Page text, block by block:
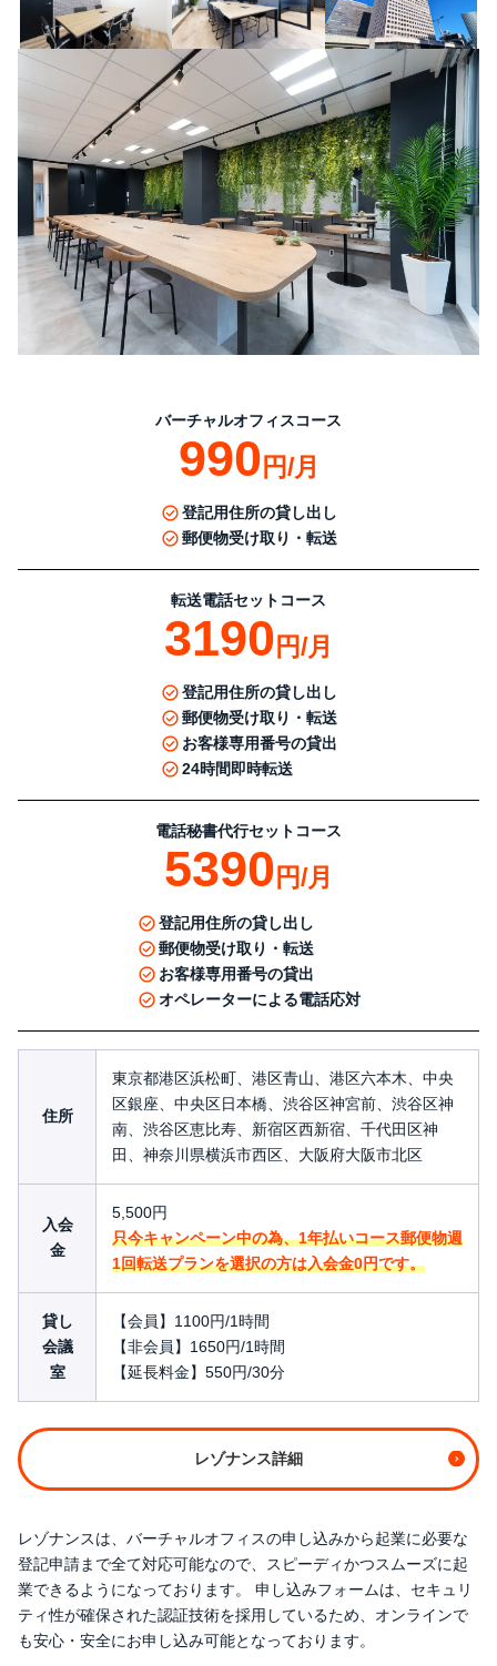
バーチャルオフィスコース
990 円/月
登記用住所の貸し出し
郵便物受け取り・転送
転送電話セットコース
3190 円/月
登記用住所の貸し出し
郵便物受け取り・転送
お客様専用番号の貸出
24時間即時転送
電話秘書代行セットコース
5390 円/月
登記用住所の貸し出し
郵便物受け取り・転送
お客様専用番号の貸出
オペレーターによる電話応対
住所
東京都港区浜松町、港区青山、港区六本木、中央
区銀座、中央区日本橋、渋谷区神宮前、渋谷区神
南、渋谷区恵比寿、新宿区西新宿、千代田区神
田、神奈川県横浜市西区、大阪府大阪市北区
入会
金
5,500円
只今キャンペーン中の為、1年払いコース郵便物週
1回転送プランを選択の方は入会金0円です。
貸し
会議
室
【会員】1100円/1時間
【非会員】1650円/1時間
【延長料金】550円/30分
レゾナンス詳細
レゾナンスは、バーチャルオフィスの申し込みから起業に必要な
登記申請まで全て対応可能なので、スピーディかつスムーズに起
業できるようになっております。 申し込みフォームは、セキュリ
ティ性が確保された認証技術を採用しているため、オンラインで
も安心・安全にお申し込み可能となっております。